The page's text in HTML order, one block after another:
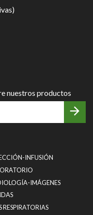
nuestros productos
INFUSIÓN
IMÁGENES
RESPIRATORIAS